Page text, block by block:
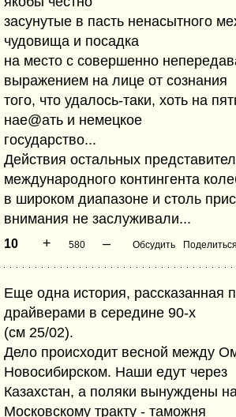
засунутые в пасть ненасытного
чудовища и посадка
на место с совершенно
выражением на лице от сознания
того, что удалось-таки, хоть на
нае@ать и немецкое
государство...
Действия остальных
международного контингента
в широком диапазоне и столь
внимания не заслуживали...
10 + 580 – Обсудить Поделиться
Еще одна история, рассказанная
драйверами в середине 90-х
(см 25/02).
Дело происходит весной между
Новосибирском. Наши едут через
Казахстан, а поляки вынуждены
Московскому тракту - таможня